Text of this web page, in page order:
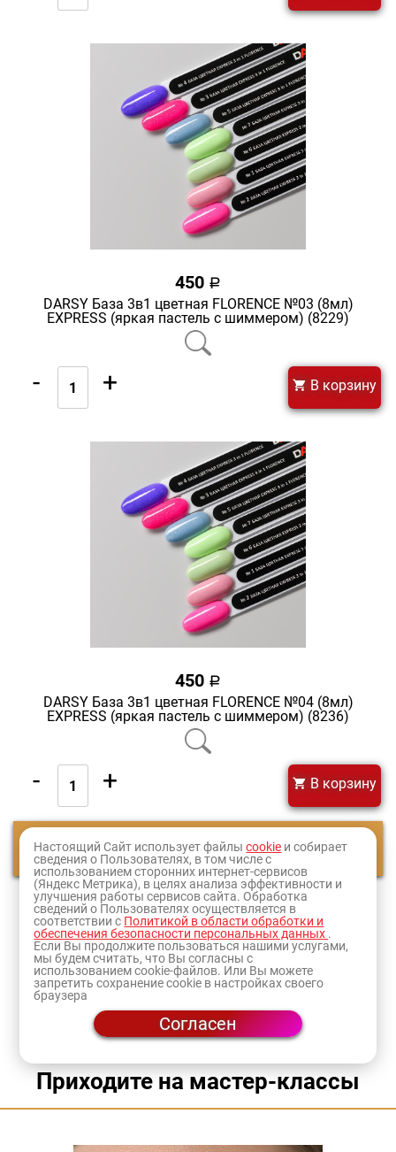
450 a
DARSY База 3в1 цветная FLORENCE №03 (8мл)
EXPRESS (яркая пастель с шиммером) (8229)
- + В корзину
450 a
DARSY База 3в1 цветная FLORENCE №04 (8мл)
EXPRESS (яркая пастель с шиммером) (8236)
- + В корзину
Смотреть еще
1 2 3 4 5 6 7 8 9
Оформите заказ и товар доставят в ближайший к
ваммагазинили по адресу.
Приходите на мастер-классы
Настоящий Сайт использует файлыcookie и собирает
сведения о Пользователях, в том числе с
использованием сторонних интернет-сервисов
(Яндекс Метрика), в целях анализа эффективности и
улучшения работы сервисов сайта. Обработка
сведений о Пользователях осуществляется в
соответствии с Политикой в области обработки и
обеспечения безопасности персональных данных .
Если Вы продолжите пользоваться нашими услугами,
мы будем считать, что Вы согласны с
использованием cookie-файлов. Или Вы можете
запретить сохранение cookie в настройках своего
браузера
Согласен